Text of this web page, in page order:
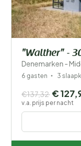
"Walther" -
Denemarken -
6 gasten 3
€137,32 €
v.a. prijs per nacht